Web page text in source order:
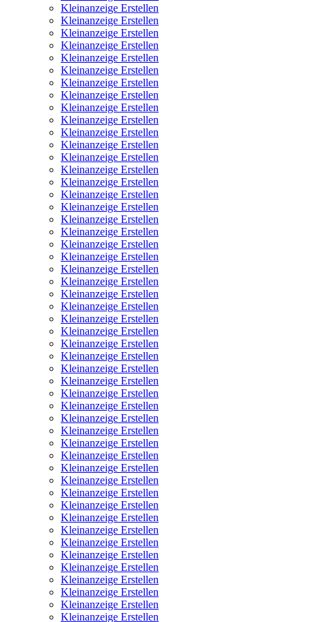
Kleinanzeige Erstellen
Kleinanzeige Erstellen
Kleinanzeige Erstellen
Kleinanzeige Erstellen
Kleinanzeige Erstellen
Kleinanzeige Erstellen
Kleinanzeige Erstellen
Kleinanzeige Erstellen
Kleinanzeige Erstellen
Kleinanzeige Erstellen
Kleinanzeige Erstellen
Kleinanzeige Erstellen
Kleinanzeige Erstellen
Kleinanzeige Erstellen
Kleinanzeige Erstellen
Kleinanzeige Erstellen
Kleinanzeige Erstellen
Kleinanzeige Erstellen
Kleinanzeige Erstellen
Kleinanzeige Erstellen
Kleinanzeige Erstellen
Kleinanzeige Erstellen
Kleinanzeige Erstellen
Kleinanzeige Erstellen
Kleinanzeige Erstellen
Kleinanzeige Erstellen
Kleinanzeige Erstellen
Kleinanzeige Erstellen
Kleinanzeige Erstellen
Kleinanzeige Erstellen
Kleinanzeige Erstellen
Kleinanzeige Erstellen
Kleinanzeige Erstellen
Kleinanzeige Erstellen
Kleinanzeige Erstellen
Kleinanzeige Erstellen
Kleinanzeige Erstellen
Kleinanzeige Erstellen
Kleinanzeige Erstellen
Kleinanzeige Erstellen
Kleinanzeige Erstellen
Kleinanzeige Erstellen
Kleinanzeige Erstellen
Kleinanzeige Erstellen
Kleinanzeige Erstellen
Kleinanzeige Erstellen
Kleinanzeige Erstellen
Kleinanzeige Erstellen
Kleinanzeige Erstellen
Kleinanzeige Erstellen